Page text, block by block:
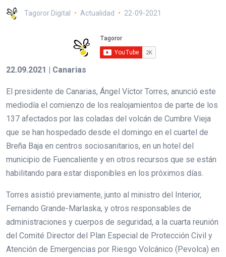
Tagoror Digital Actualidad 22-09-2021
22.09.2021 | Canarias
El presidente de Canarias, Ángel Víctor Torres, anunció este
mediodía el comienzo de los realojamientos de parte de los
137 afectados por las coladas del volcán de Cumbre Vieja
que se han hospedado desde el domingo en el cuartel de
Breña Baja en centros sociosanitarios, en un hotel del
municipio de Fuencaliente y en otros recursos que se están
habilitando para estar disponibles en los próximos días.
Torres asistió previamente, junto al ministro del Interior,
Fernando Grande-Marlaska, y otros responsables de
administraciones y cuerpos de seguridad, a la cuarta reunión
del Comité Director del Plan Especial de Protección Civil y
Atención de Emergencias por Riesgo Volcánico (Pevolca) en